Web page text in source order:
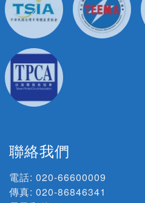
聯絡我們
電話: 020-66600009
傳真: 020-86846341